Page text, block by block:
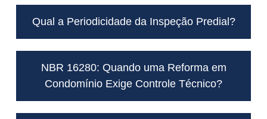
Qual a Periodicidade da Inspeção Predial?
NBR 16280: Quando uma Reforma em
Condomínio Exige Controle Técnico?